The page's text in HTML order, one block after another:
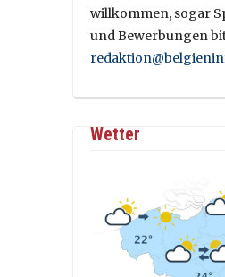
willkommen, sogar
und Bewerbungen
Wetter